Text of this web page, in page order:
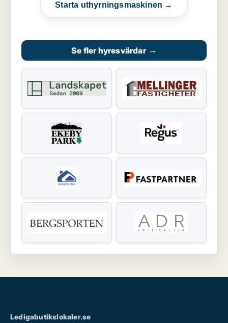
Starta uthyrningsmaskinen →
Se fler hyresvärdar →
Ledigabutikslokaler.se